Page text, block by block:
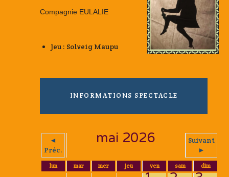
Compagnie EULALIE
Jeu : Solveig Maupu
INFORMATIONS SPECTACLE
◄
Préc.
mai 2026
Suivant
►
lun mar mer jeu ven sam dim